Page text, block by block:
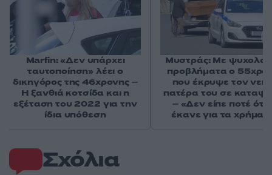
Σχόλια
Marfin: «Δεν υπάρχει
ταυτοποίηση» λέει ο
δικηγόρος της 46χρονης –
Η ξανθιά κοτσίδα και η
εξέταση του 2022 για την
ίδια υπόθεση
Μυστράς: Με
προβλήματα ο
που έκρυψε τον
πατέρα του σε
– «Δεν είπε ποτέ ότι
έκανε για τα